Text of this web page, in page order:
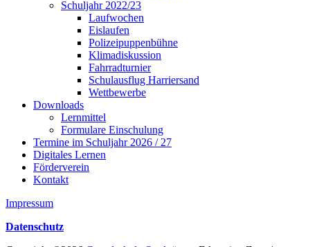
Schuljahr 2022/23
Laufwochen
Eislaufen
Polizeipuppenbühne
Klimadiskussion
Fahrradturnier
Schulausflug Harriersand
Wettbewerbe
Downloads
Lernmittel
Formulare Einschulung
Termine im Schuljahr 2026 / 27
Digitales Lernen
Förderverein
Kontakt
Impressum
Datenschutz